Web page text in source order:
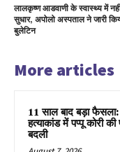
लालकृष्ण आडवाणी के स्वास्थ्य में नहीं
सुधार, अपोलो अस्पताल ने जारी
बुलेटिन
More articles
11 साल बाद बड़ा
हत्याकांड में पप्पू कोरी
बदली